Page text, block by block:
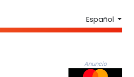
Español
Anuncio